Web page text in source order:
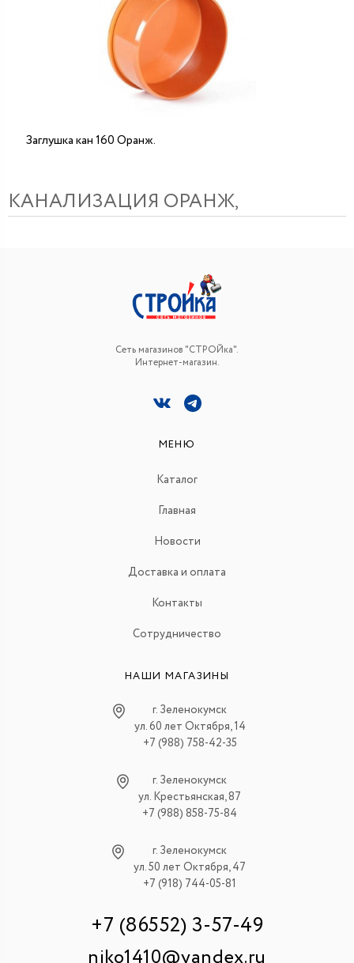
Заглушка кан 160 Оранж.
КАНАЛИЗАЦИЯ ОРАНЖ,
Сеть магазинов "СТРОЙка".
Интернет-магазин.
МЕНЮ
Каталог
Главная
Новости
Доставка и оплата
Контакты
Сотрудничество
НАШИ МАГАЗИНЫ
г. Зеленокумск
ул. 60 лет Октября, 14
+7 (988) 758-42-35
г. Зеленокумск
ул. Крестьянская, 87
+7 (988) 858-75-84
г. Зеленокумск
ул. 50 лет Октября, 47
+7 (918) 744-05-81
+7 (86552) 3-57-49